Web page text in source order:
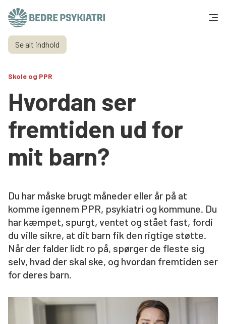
Skip to content
Få hjælp
Tal og fakta
Om os
Vær med
Presse og politik
Støt os
Søg
Se alt indhold
Skole og PPR
Hvordan ser
fremtiden ud for
mit barn?
Du har måske brugt måneder eller år på at
komme igennem PPR, psykiatri og kommune. Du
har kæmpet, spurgt, ventet og stået fast, fordi
du ville sikre, at dit barn fik den rigtige støtte.
Når der falder lidt ro på, spørger de fleste sig
selv, hvad der skal ske, og hvordan fremtiden ser
for deres barn.